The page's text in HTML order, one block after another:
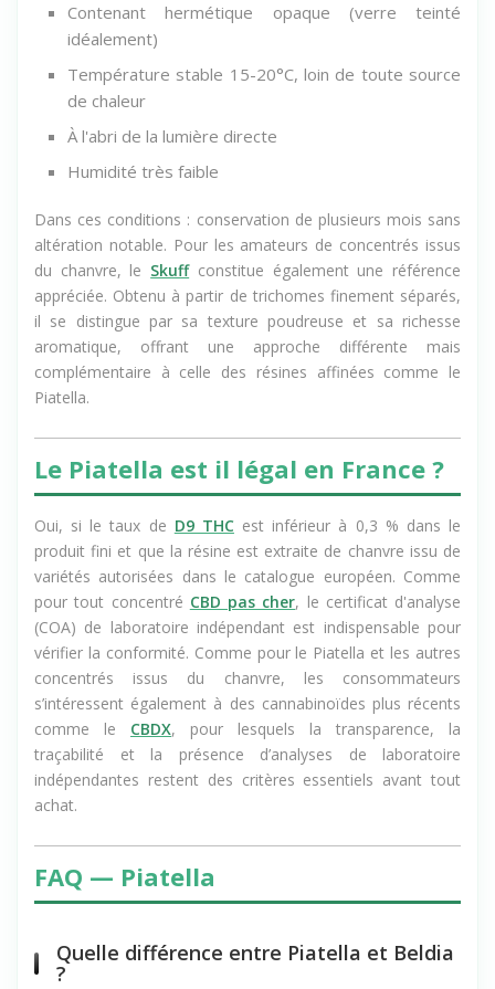
Contenant hermétique opaque (verre teinté
idéalement)
Température stable 15-20°C, loin de toute source
de chaleur
À l'abri de la lumière directe
Humidité très faible
Dans ces conditions : conservation de plusieurs mois sans
altération notable. Pour les amateurs de concentrés issus
du chanvre, le Skuffconstitue également une référence
appréciée. Obtenu à partir de trichomes finement séparés,
il se distingue par sa texture poudreuse et sa richesse
aromatique, offrant une approche différente mais
complémentaire à celle des résines affinées comme le
Piatella.
Le Piatella est il légal en France ?
Oui, si le taux de D9 THCest inférieur à 0,3 % dans le
produit fini et que la résine est extraite de chanvre issu de
variétés autorisées dans le catalogue européen. Comme
pour tout concentré CBD pas cher, le certificat d'analyse
(COA) de laboratoire indépendant est indispensable pour
vérifier la conformité. Comme pour le Piatella et les autres
concentrés issus du chanvre, les consommateurs
s’intéressent également à des cannabinoïdes plus récents
comme le CBDX, pour lesquels la transparence, la
traçabilité et la présence d’analyses de laboratoire
indépendantes restent des critères essentiels avant tout
achat.
FAQ — Piatella
Quelle différence entre Piatella et Beldia
?